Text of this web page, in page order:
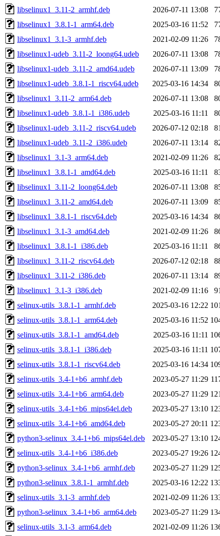
libselinux1_3.11-2_armhf.deb
2026-07-11 13:08
libselinux1_3.8.1-1_arm64.deb
2025-03-16 11:52
libselinux1_3.1-3_armhf.deb
2021-02-09 11:26
libselinux1-udeb_3.11-2_loong64.udeb
2026-07-11 13:08
libselinux1-udeb_3.11-2_amd64.udeb
2026-07-11 13:09
libselinux1-udeb_3.8.1-1_riscv64.udeb
2025-03-16 14:34
libselinux1_3.11-2_arm64.deb
2026-07-11 13:08
libselinux1-udeb_3.8.1-1_i386.udeb
2025-03-16 11:11
libselinux1-udeb_3.11-2_riscv64.udeb
2026-07-12 02:18
libselinux1-udeb_3.11-2_i386.udeb
2026-07-11 13:14
libselinux1_3.1-3_arm64.deb
2021-02-09 11:26
libselinux1_3.8.1-1_amd64.deb
2025-03-16 11:11
libselinux1_3.11-2_loong64.deb
2026-07-11 13:08
libselinux1_3.11-2_amd64.deb
2026-07-11 13:09
libselinux1_3.8.1-1_riscv64.deb
2025-03-16 14:34
libselinux1_3.1-3_amd64.deb
2021-02-09 11:26
libselinux1_3.8.1-1_i386.deb
2025-03-16 11:11
libselinux1_3.11-2_riscv64.deb
2026-07-12 02:18
libselinux1_3.11-2_i386.deb
2026-07-11 13:14
libselinux1_3.1-3_i386.deb
2021-02-09 11:16
selinux-utils_3.8.1-1_armhf.deb
2025-03-16 12:22
selinux-utils_3.8.1-1_arm64.deb
2025-03-16 11:52
selinux-utils_3.8.1-1_amd64.deb
2025-03-16 11:11
selinux-utils_3.8.1-1_i386.deb
2025-03-16 11:11
selinux-utils_3.8.1-1_riscv64.deb
2025-03-16 14:34
selinux-utils_3.4-1+b6_armhf.deb
2023-05-27 11:29
selinux-utils_3.4-1+b6_arm64.deb
2023-05-27 11:29
selinux-utils_3.4-1+b6_mips64el.deb
2023-05-27 13:10
selinux-utils_3.4-1+b6_amd64.deb
2023-05-27 20:11
python3-selinux_3.4-1+b6_mips64el.deb
2023-05-27 13:10
selinux-utils_3.4-1+b6_i386.deb
2023-05-27 19:26
python3-selinux_3.4-1+b6_armhf.deb
2023-05-27 11:29
python3-selinux_3.8.1-1_armhf.deb
2025-03-16 12:22
selinux-utils_3.1-3_armhf.deb
2021-02-09 11:26
python3-selinux_3.4-1+b6_arm64.deb
2023-05-27 11:29
selinux-utils_3.1-3_arm64.deb
2021-02-09 11:26